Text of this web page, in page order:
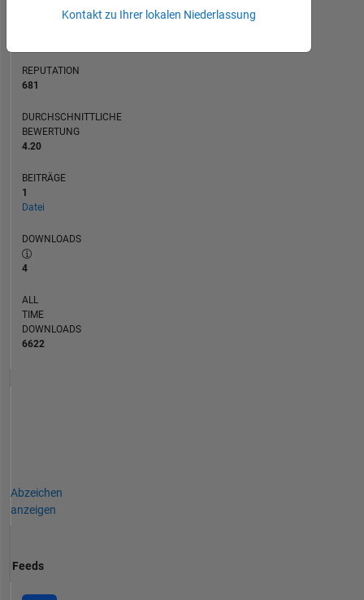
REPUTATION
681
DURCHSCHNITTLICHE
BEWERTUNG
4.20
BEITRÄGE
1
Datei
DOWNLOADS
4
ALL
TIME
DOWNLOADS
6622
Abzeichen
anzeigen
Feeds
Kontakt zu Ihrer lokalen Niederlassung